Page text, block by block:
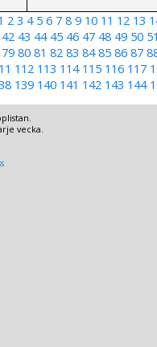
2 3 4 5 6 7 8 9 10 11 12 13
42 43 44 45 46 47 48 49 50
79 80 81 82 83 84 85 86 87
112 113 114 115 116 117
139 140 141 142 143 144
vecka.